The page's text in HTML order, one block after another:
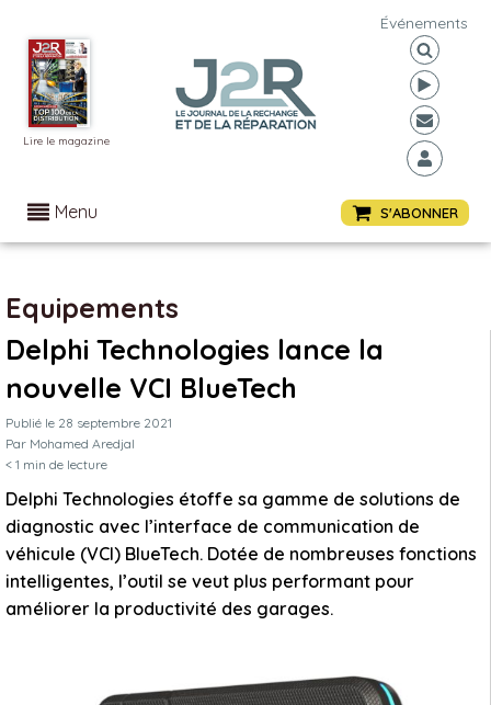
Lire le magazine
Événements
Menu S'ABONNER
Equipements
Delphi Technologies lance la
nouvelle VCI BlueTech
Publié le 28 septembre 2021
Par Mohamed Aredjal
< 1 min de lecture
Delphi Technologies étoffe sa gamme de solutions de
diagnostic avec l’interface de communication de
véhicule (VCI) BlueTech. Dotée de nombreuses fonctions
intelligentes, l’outil se veut plus performant pour
améliorer la productivité des garages.